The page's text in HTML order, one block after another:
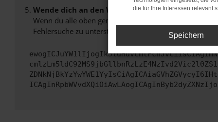
Wende dich an den Webseitenbetreiber.
Wenn du alle oben genannten Schritte versucht hast,
Fehlersuche zu unterstützen:
die für Ihre Interessen relevant
Speichern